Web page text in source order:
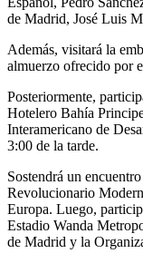
de Madrid, José Luis
Además, visitará la
almuerzo ofrecido por
Posteriormente,
Hotelero Bahía
Interamericano de
3:00 de la tarde.
Sostendrá un
Revolucionario
Europa. Luego,
Estadio Wanda
de Madrid y la